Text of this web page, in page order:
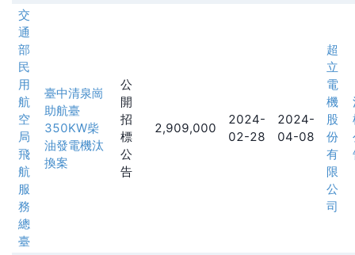
交
通
部
民
用
航
空
局
飛
航
服
務
總
臺
臺中清泉崗
助航臺
350KW柴
油發電機汰
換案
公
開
招
標
公
告
2,909,000
2024-
02-28
2024-
04-08
超
立
電
機
股
份
有
限
公
司